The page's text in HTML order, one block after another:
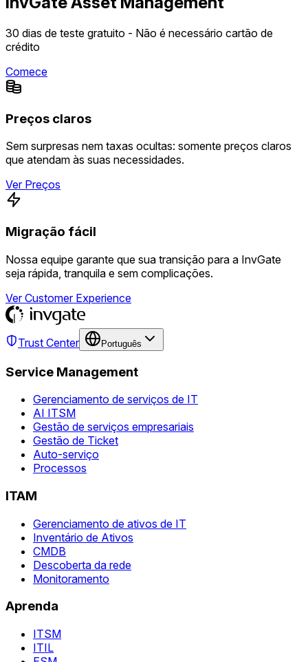
30 dias de teste gratuito - Não é necessário cartão de
crédito
Comece
Preços claros
Sem surpresas nem taxas ocultas: somente preços claros
que atendam às suas necessidades.
Ver Preços
Migração fácil
Nossa equipe garante que sua transição para a InvGate
seja rápida, tranquila e sem complicações.
Ver Customer Experience
Trust Center Português
Service Management
Gerenciamento de serviços de IT
AI ITSM
Gestão de serviços empresariais
Gestão de Ticket
Auto-serviço
Processos
ITAM
Gerenciamento de ativos de IT
Inventário de Ativos
CMDB
Descoberta da rede
Monitoramento
Aprenda
ITSM
ITIL